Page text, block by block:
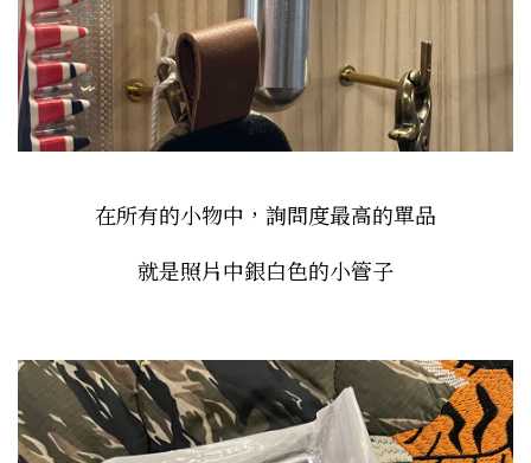
在所有的小物中，詢問度最高的單品
就是照片中銀白色的小管子